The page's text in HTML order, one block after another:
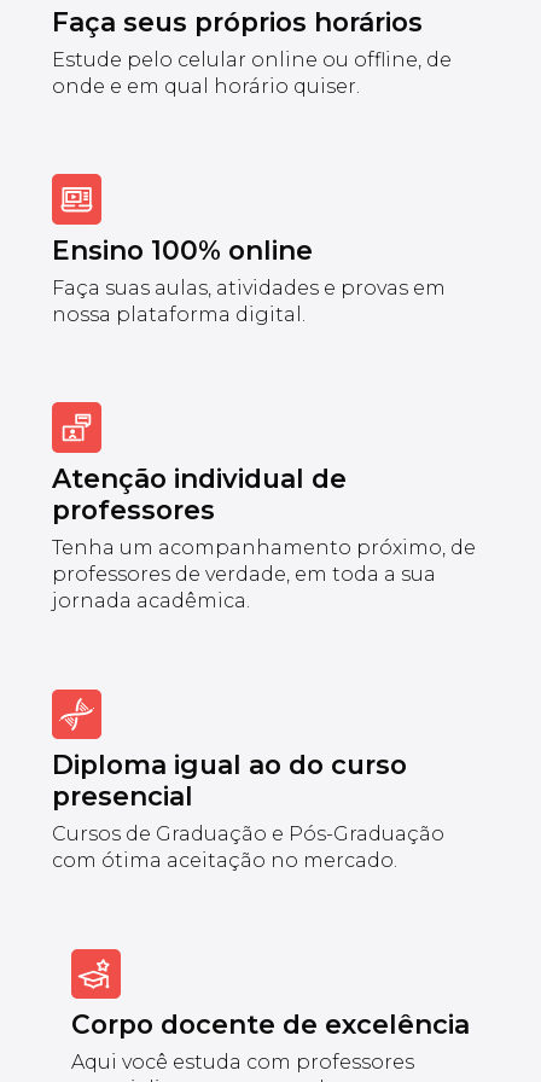
Faça seus próprios horários
Estude pelo celular online ou offline, de
onde e em qual horário quiser.
Ensino 100% online
Faça suas aulas, atividades e provas em
nossa plataforma digital.
Atenção individual de
professores
Tenha um acompanhamento próximo, de
professores de verdade, em toda a sua
jornada acadêmica.
Diploma igual ao do curso
presencial
Cursos de Graduação e Pós-Graduação
com ótima aceitação no mercado.
Corpo docente de excelência
Aqui você estuda com professores